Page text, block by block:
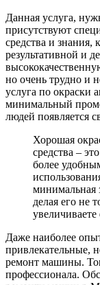
Данная услуга,
присутствуют
средства и знания,
результативной и
но очень трудно и
услуга по окраски
минимальный
людей появляется
Хорошая
средства –
более
минимальная
делая его не
Даже наиболее
привлекательные,
ремонт машины.
профессионала.